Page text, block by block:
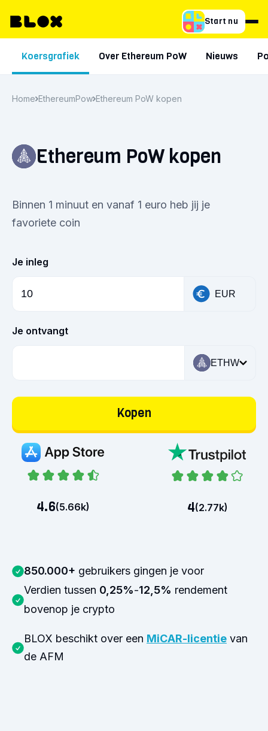
Start nu
Koersgrafiek Over Ethereum PoW Nieuws
Home EthereumPow Ethereum PoW kopen
Ethereum PoW kopen
Binnen 1 minuut en vanaf 1 euro heb jij je
favoriete coin
Je inleg
EUR
Je ontvangt
ETHW
Kopen
4.6(5.66k) 4(2.77k)
850.000+ gebruikers gingen je voor
Verdien tussen 0,25%-12,5% rendement
bovenop je crypto
BLOX beschikt over een MiCAR-licentie van
de AFM